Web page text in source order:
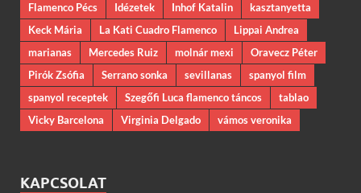
Flamenco Pécs
Idézetek Inhof Katalin
kasztanyetta
Keck Mária
La Kati Cuadro Flamenco
Lippai Andrea
marianas
Mercedes Ruiz molnár mexi
Oravecz Péter
Pirók Zsófia
Serrano sonka sevillanas
spanyol film
spanyol receptek
Szegőfi Luca flamenco táncos
tablao
Vicky Barcelona
Virginia Delgado vámos veronika
KAPCSOLAT